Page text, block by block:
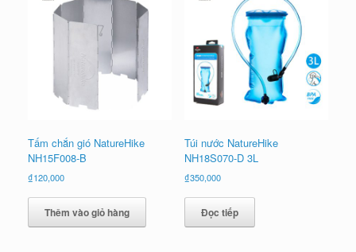
Tấm chắn gió NatureHike
NH15F008-B
₫120,000
Thêm vào giỏ hàng
Túi nước NatureHike
NH18S070-D 3L
₫350,000
Đọc tiếp